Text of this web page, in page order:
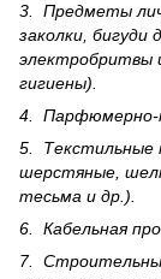
3. Предметы
заколки, бигуди
электробритвы
гигиены).
4. Парфюмерно-
5. Текстильные
шерс­тя­ные,
тесьма и др.).
6. Кабельная
7.